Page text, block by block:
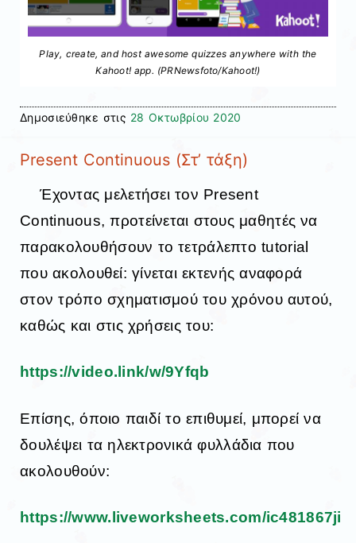
Play, create, and host awesome quizzes anywhere with the
Kahoot! app. (PRNewsfoto/Kahoot!)
Δημοσιεύθηκε στις 28 Οκτωβρίου 2020
Present Continuous (Στ’ τάξη)
Έχοντας μελετήσει τον Present
Continuous, προτείνεται στους μαθητές να
παρακολουθήσουν το τετράλεπτο tutorial
που ακολουθεί: γίνεται εκτενής αναφορά
στον τρόπο σχηματισμού του χρόνου αυτού,
καθώς και στις χρήσεις του:
https://video.link/w/9Yfqb
Επίσης, όποιο παιδί το επιθυμεί, μπορεί να
δουλέψει τα ηλεκτρονικά φυλλάδια που
ακολουθούν:
https://www.liveworksheets.com/ic481867ji